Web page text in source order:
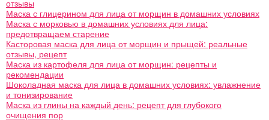
отзывы
Маска с глицерином для лица от морщин в домашних условиях
Маска с морковью в домашних условиях для лица:
предотвращаем старение
Касторовая маска для лица от морщин и прыщей: реальные
отзывы, рецепт
Маска из картофеля для лица от морщин: рецепты и
рекомендации
Шоколадная маска для лица в домашних условиях: увлажнение
и тонизирование
Маска из глины на каждый день: рецепт для глубокого
очищения пор